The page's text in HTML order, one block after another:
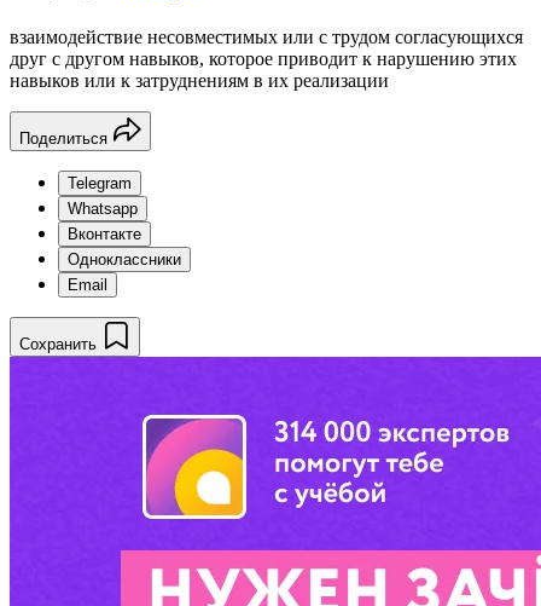
взаимодействие несовместимых или с трудом согласующихся
друг с другом навыков, которое приводит к нарушению этих
навыков или к затруднениям в их реализации
Поделиться
Telegram
Whatsapp
Вконтакте
Одноклассники
Email
Сохранить